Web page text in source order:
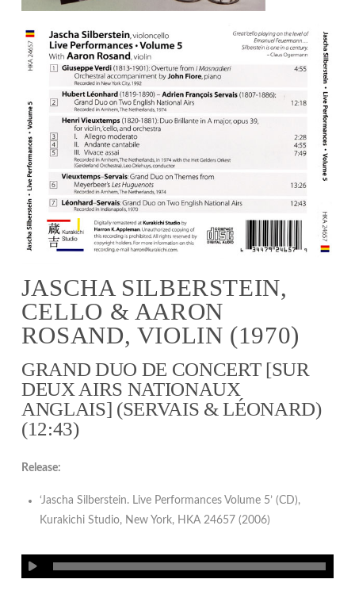
JASCHA SILBERSTEIN,
CELLO & AARON
ROSAND, VIOLIN (1970)
GRAND DUO DE CONCERT [SUR
DEUX AIRS NATIONAUX
ANGLAIS] (SERVAIS & LÉONARD)
(12:43)
Release:
‘Jascha Silberstein. Live Performances Volume 5’ (CD),
Kurakichi Studio, New York, HKA 24657 (2006)